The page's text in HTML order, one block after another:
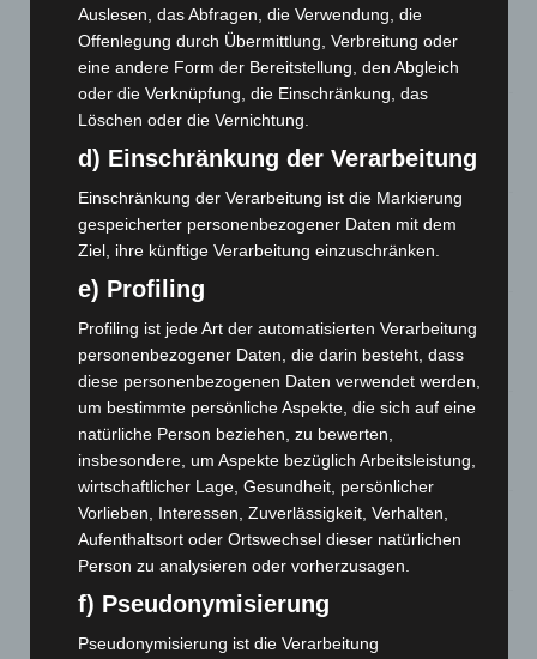
A2: Zweite Turbobaustelle startet zwischen Hannover-West
und Bothfeld
8. August 2026
Niedersachsen: Feuerwehrkräfte kehren nach
7. August 2026
Hannover: Erste Tigermücken-Population in Niedersachsen
entdeckt
eingedämmt
6. August 2026
Region Hannover: 21 neue Notfallsanitäter starten beim
Roten Kreuz
5. August 2026
Mann läuft mit Hockeyschläger über A7 – Polizei sucht
Zeugen
5. August 2026
Celle: Mensch stirbt bei Bagger-Unfall auf Baustelle
5. August 2026
Auslesen, das Abfragen, die Verwendung, die
Offenlegung durch Übermittlung, Verbreitung oder
eine andere Form der Bereitstellung, den Abgleich
oder die Verknüpfung, die Einschränkung, das
Löschen oder die Vernichtung.
d) Einschränkung der Verarbeitung
Einschränkung der Verarbeitung ist die Markierung
gespeicherter personenbezogener Daten mit dem
Ziel, ihre künftige Verarbeitung einzuschränken.
e) Profiling
Profiling ist jede Art der automatisierten Verarbeitung
personenbezogener Daten, die darin besteht, dass
diese personenbezogenen Daten verwendet werden,
um bestimmte persönliche Aspekte, die sich auf eine
natürliche Person beziehen, zu bewerten,
insbesondere, um Aspekte bezüglich Arbeitsleistung,
wirtschaftlicher Lage, Gesundheit, persönlicher
Vorlieben, Interessen, Zuverlässigkeit, Verhalten,
Aufenthaltsort oder Ortswechsel dieser natürlichen
Person zu analysieren oder vorherzusagen.
f) Pseudonymisierung
Pseudonymisierung ist die Verarbeitung